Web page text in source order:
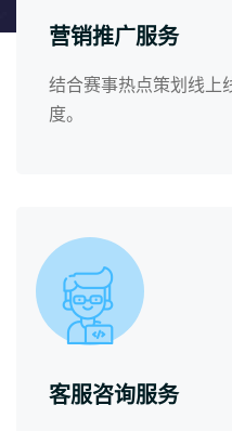
营销推广服务
结合赛事热点策划线上
度。
客服咨询服务